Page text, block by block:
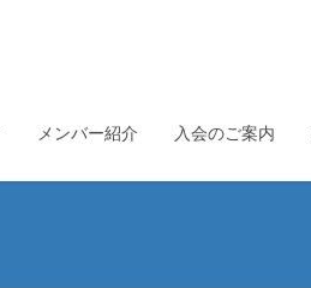
メンバー紹介 入会のご案内